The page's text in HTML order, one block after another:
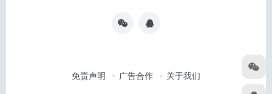
免责声明 广告合作 关于我们